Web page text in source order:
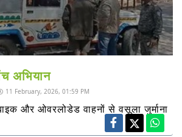
अभियान
11 February, 2026, 01:59 PM
और ओवरलोडेड वाहनों से वसूला जुर्माना